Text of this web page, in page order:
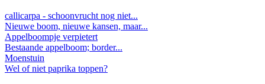
callicarpa - schoonvrucht nog niet...
Nieuwe boom, nieuwe kansen, maar...
Appelboompje verpietert
Bestaande appelboom; border...
Moenstuin
Wel of niet paprika toppen?